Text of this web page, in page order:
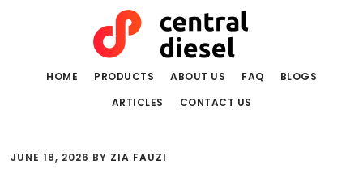
HOME PRODUCTS ABOUT US FAQ
BLOGS
ARTICLES
CONTACT US
JUNE 18, 2026 BY ZIA FAUZI